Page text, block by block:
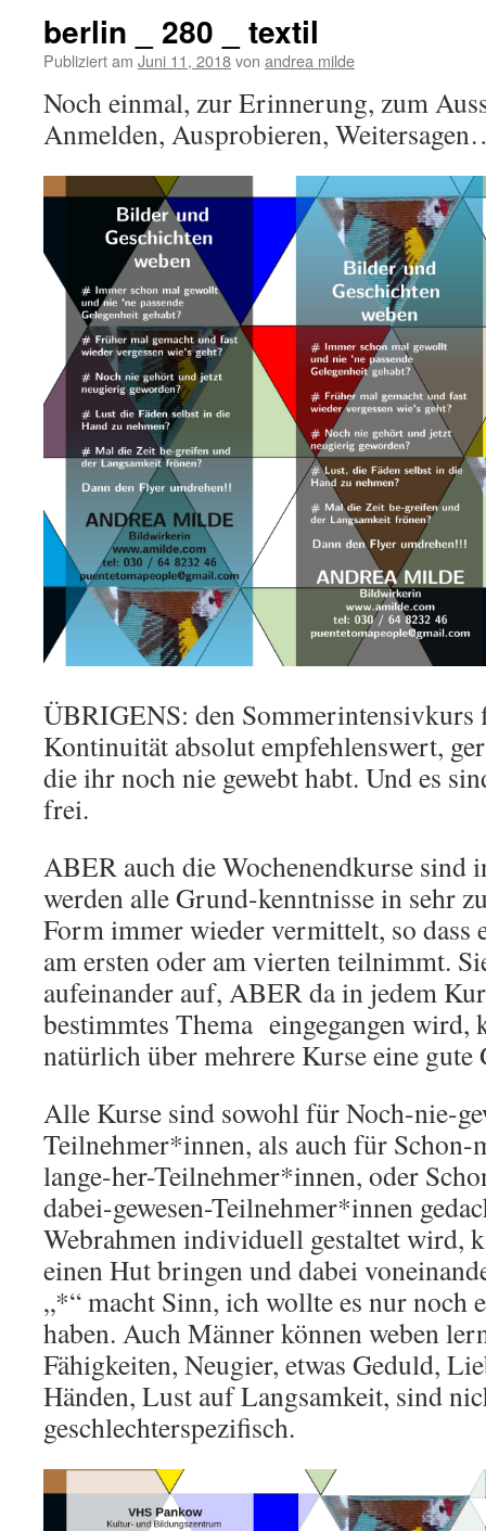
berlin _ 280 _ textil
Publiziert am Juni 11, 2018von andrea milde
Noch einmal, zur Erinnerung, zum
Anmelden, Ausprobieren,
ÜBRIGENS: den Sommerintensivkurs
Kontinuität absolut empfehlenswert,
die ihr noch nie gewebt habt. Und es
frei.
ABER auch die Wochenendkurse sind
werden alle Grund-kenntnisse in sehr
Form immer wieder vermittelt, so dass
am ersten oder am vierten teilnimmt.
aufeinander auf, ABER da in jedem
bestimmtes Thema eingegangen wird,
natürlich über mehrere Kurse eine gute
Alle Kurse sind sowohl für Noch-nie-
Teilnehmer*innen, als auch für Schon-
lange-her-Teilnehmer*innen, oder
dabei-gewesen-Teilnehmer*innen
Webrahmen individuell gestaltet wird,
einen Hut bringen und dabei
„*“ macht Sinn, ich wollte es nur noch
haben. Auch Männer können weben
Fähigkeiten, Neugier, etwas Geduld,
Händen, Lust auf Langsamkeit, sind
geschlechterspezifisch.